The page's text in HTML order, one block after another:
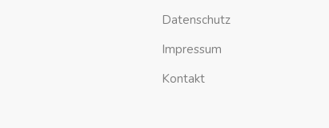
Datenschutz
Impressum
Kontakt